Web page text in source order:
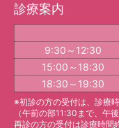
診療案内
9:30～12:30
15:00～18:30
18:30～19:30
※初診の方の受付は、診療
（午前の部11:30まで、午
再診の方の受付は診療時間